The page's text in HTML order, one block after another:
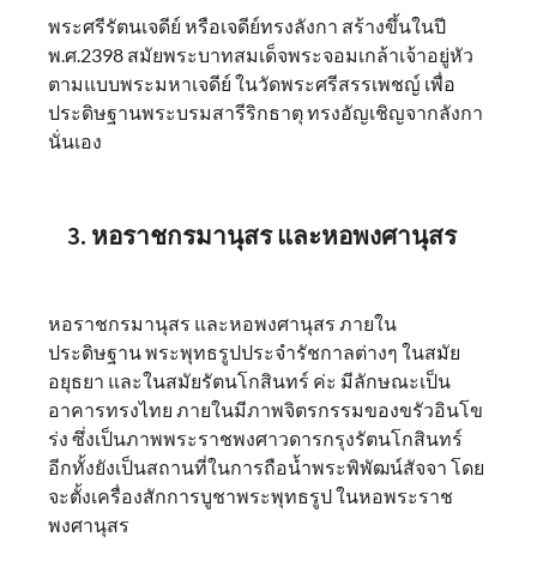
พระศรีรัตนเจดีย์ หรือเจดีย์ทรงลังกา สร้างขึ้นในปี
พ.ศ.2398 สมัยพระบาทสมเด็จพระจอมเกล้าเจ้าอยู่หัว
ตามแบบพระมหาเจดีย์ ในวัดพระศรีสรรเพชญ์ เพื่อ
ประดิษฐานพระบรมสารีริกธาตุ ทรงอัญเชิญจากลังกา
นั่นเอง
3. หอราชกรมานุสร และหอพงศานุสร
หอราชกรมานุสร และหอพงศานุสร ภายใน
ประดิษฐาน พระพุทธรูปประจำรัชกาลต่างๆ ในสมัย
อยุธยา และในสมัยรัตนโกสินทร์ ค่ะ มีลักษณะเป็น
อาคารทรงไทย ภายในมีภาพจิตรกรรมของขรัวอินโข
ร่ง ซึ่งเป็นภาพพระราชพงศาวดารกรุงรัตนโกสินทร์
อีกทั้งยังเป็นสถานที่ในการถือน้ำพระพิพัฒน์สัจจา โดย
จะตั้งเครื่องสักการบูชาพระพุทธรูป ในหอพระราช
พงศานุสร